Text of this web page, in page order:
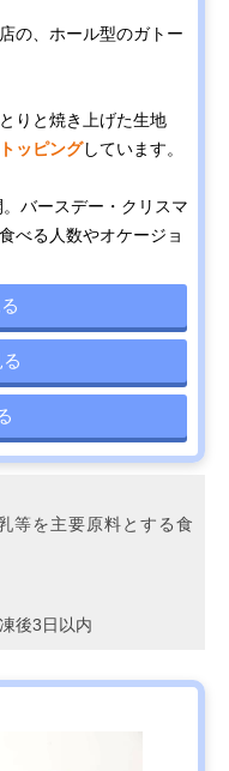
の、ホール型のガトー
りと焼き上げた生地
ッピングしています。
バースデー・クリスマ
べる人数やオケージョ
等を主要原料とする食
後3日以内